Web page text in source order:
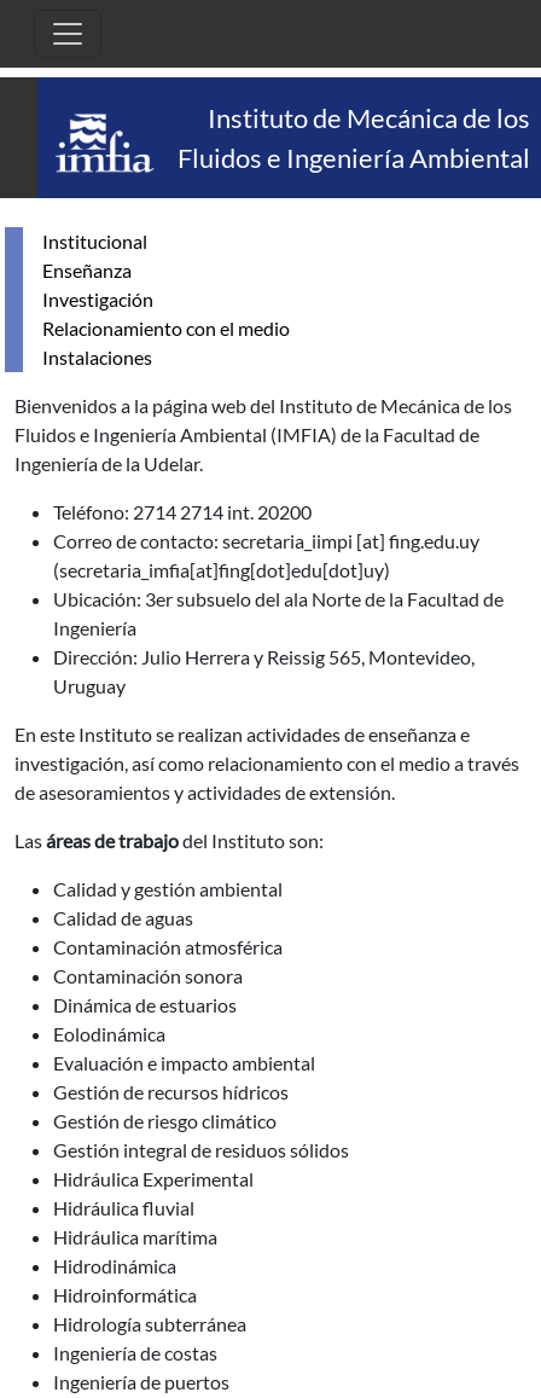
Instituto de Mecánica de los
Fluidos e Ingeniería Ambiental
Institucional
Enseñanza
Investigación
Relacionamiento con el medio
Instalaciones
Bienvenidos a la página web del Instituto de Mecánica de los
Fluidos e Ingeniería Ambiental (IMFIA) de la Facultad de
Ingeniería de la Udelar.
Teléfono: 2714 2714 int. 20200
Correo de contacto: secretaria_iimpi [at] fing.edu.uy
(secretaria_imfia[at]fing[dot]edu[dot]uy)
Ubicación: 3er subsuelo del ala Norte de la Facultad de
Ingeniería
Dirección: Julio Herrera y Reissig 565, Montevideo,
Uruguay
En este Instituto se realizan actividades de enseñanza e
investigación, así como relacionamiento con el medio a través
de asesoramientos y actividades de extensión.
Lasáreas de trabajodel Instituto son:
Calidad y gestión ambiental
Calidad de aguas
Contaminación atmosférica
Contaminación sonora
Dinámica de estuarios
Eolodinámica
Evaluación e impacto ambiental
Gestión de recursos hídricos
Gestión de riesgo climático
Gestión integral de residuos sólidos
Hidráulica Experimental
Hidráulica fluvial
Hidráulica marítima
Hidrodinámica
Hidroinformática
Hidrología subterránea
Ingeniería de costas
Ingeniería de puertos